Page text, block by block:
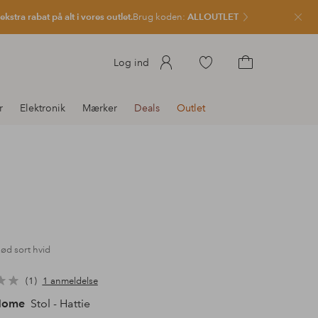
rabat på alt i vores outlet.Brug koden: ALLOUTLET Luk
Log ind
Gå
produkter
Elektronik Mærker Deals Outlet
sort hvid
1 1 anmeldelse
Stol - Hattie